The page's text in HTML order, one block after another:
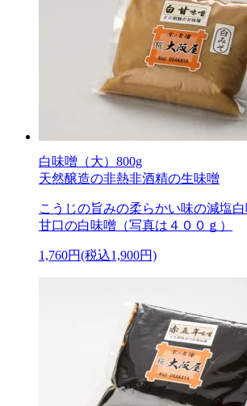
白味噌（大）800g
天然醸造の非熱非酒精の生味噌
こうじの旨みの柔らかい味の減塩
甘口の白味噌（写真は４００ｇ）
1,760円(税込1,900円)